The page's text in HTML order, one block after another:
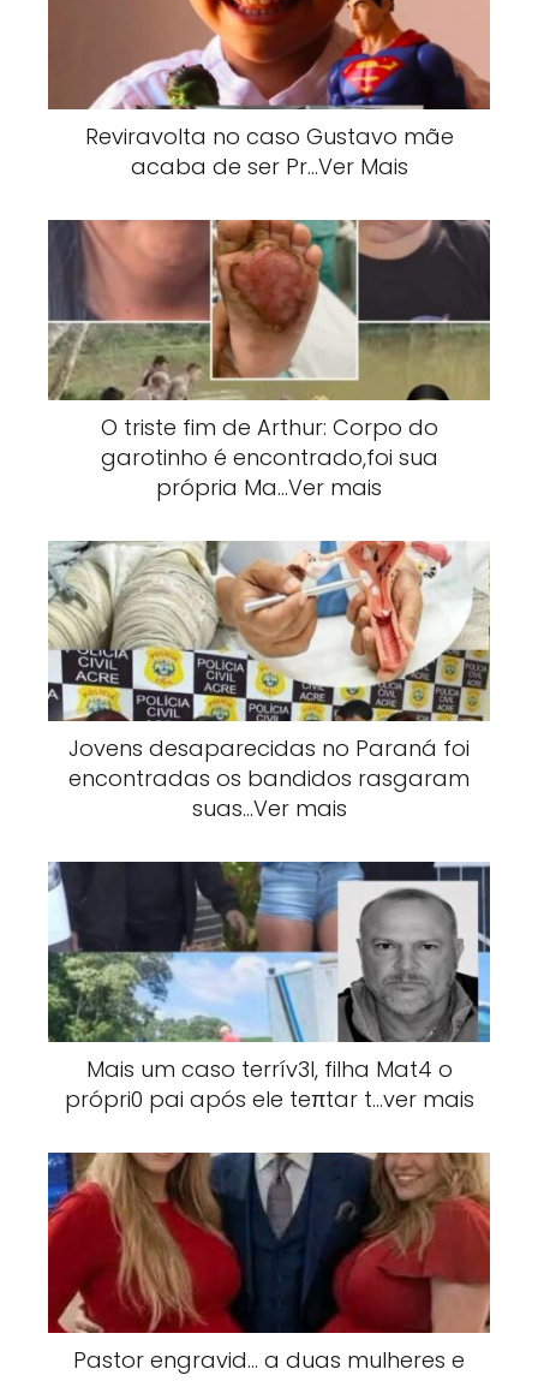
Reviravolta no caso Gustavo mãe
acaba de ser Pr…Ver Mais
O triste fim de Arthur: Corpo do
garotinho é encontrado,foi sua
própria Ma…Ver mais
Jovens desaparecidas no Paraná foi
encontradas os bandidos rasgaram
suas…Ver mais
Mais um caso terrív3l, filha Mat4 o
própri0 pai após ele teπtar t…ver mais
Pastor engravid… a duas mulheres e